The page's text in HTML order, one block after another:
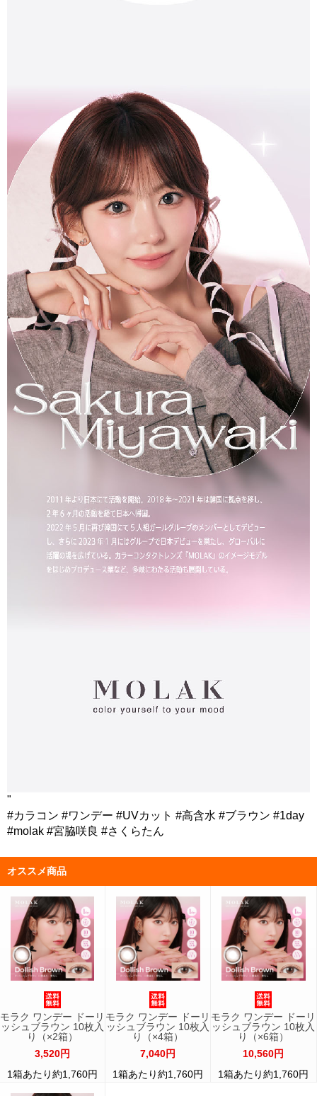
"
#カラコン #ワンデー #UVカット #高含水 #ブラウン #1day
#molak #宮脇咲良 #さくらたん
オススメ商品
モラク ワンデー ドーリ
ッシュブラウン 10枚入
り（×2箱）
3,520円
1箱あたり約1,760円
モラク ワンデー ドーリ
ッシュブラウン 10枚入
り（×4箱）
7,040円
1箱あたり約1,760円
モラク ワンデー ドーリ
ッシュブラウン 10枚入
り（×6箱）
10,560円
1箱あたり約1,760円